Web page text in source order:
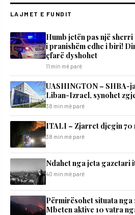
LAJMET E FUNDIT
Humb jetën pas një
i pranishëm edhe i biri!
çfarë dyshohet
11 min më parë
UASHINGTON – SHBA-
Liban-Izrael, synohet
38 min më parë
ITALI – Zjarret djegin 70
38 min më parë
Ndahet nga jeta gazetari
40 min më parë
Përmirësohet situata
Mbeten aktive 10 vatra